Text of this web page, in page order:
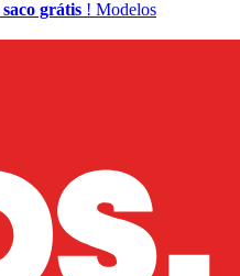
saco grátis ! Modelos